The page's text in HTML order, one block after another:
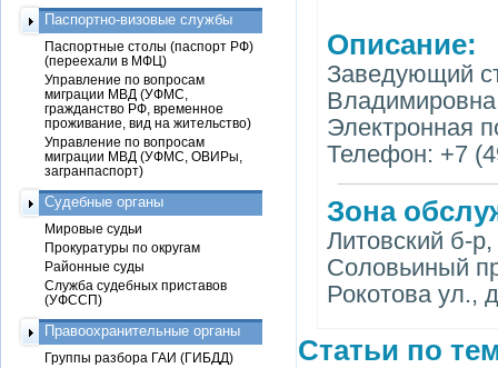
Описание:
Заведующий
Владимировна
Электронная
Телефон: +7
Зона
Литовский б-
Соловьиный
Рокотова ул.,
Статьи по
Паспортно-визовые службы
Паспортные столы (паспорт РФ)
(переехали в МФЦ)
Управление по вопросам
миграции МВД (УФМС,
гражданство РФ, временное
проживание, вид на жительство)
Управление по вопросам
миграции МВД (УФМС, ОВИРы,
загранпаспорт)
Судебные органы
Мировые судьи
Прокуратуры по округам
Районные суды
Служба судебных приставов
(УФССП)
Правоохранительные органы
Группы разбора ГАИ (ГИБДД)